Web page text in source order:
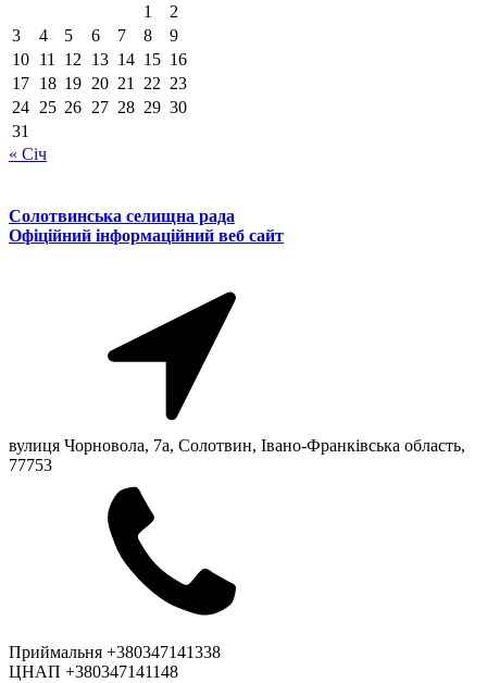
1
2
3
4 5 6 7 8
9
10 11 12 13 14 15 16
17 18 19 20 21 22 23
24 25 26 27 28 29 30
31
« Січ
Солотвинська селищна рада
Офіційний інформаційний веб сайт
вулиця Чорновола, 7a, Солотвин, Івано-Франківська область,
77753
Приймальня +380347141338
ЦНАП +380347141148